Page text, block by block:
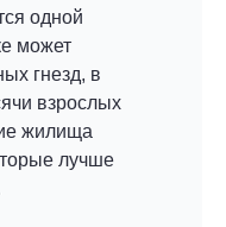
одной
может
гнезд, в
взрослых
жилища
лучше